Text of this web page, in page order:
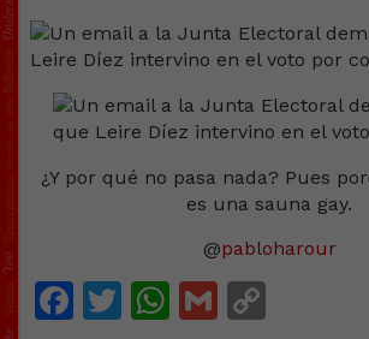
¿Y por qué no pasa nada? Pues
es una sauna gay.
@pabloharour
Facebook
Twitter
WhatsApp
Gmail